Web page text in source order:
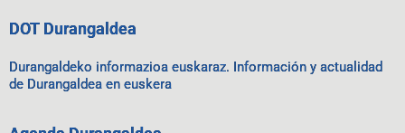
DOT Durangaldea
Durangaldeko informazioa euskaraz. Información y actualidad
de Durangaldea en euskera